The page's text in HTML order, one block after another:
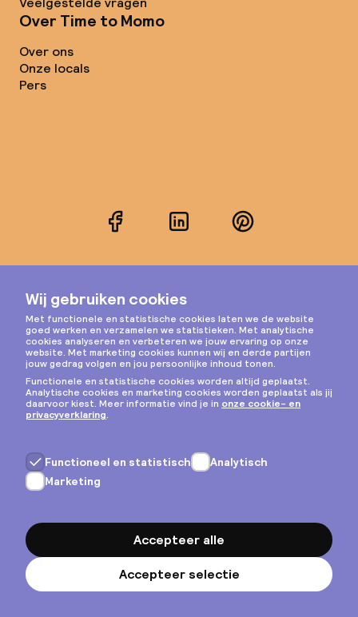
Over Time to Momo
Over ons
Onze locals
Pers
FacebookLinkedInPinterest
Instagram
Privacy & cookies
Algemene voorwaarden